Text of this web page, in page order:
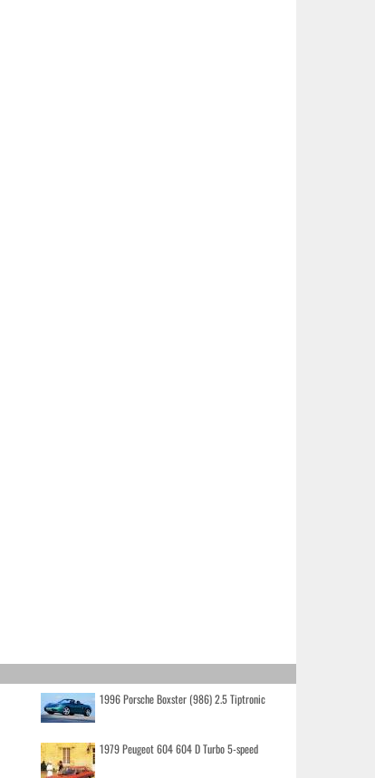
1996 Porsche Boxster (986) 2.5 Tiptronic
1979 Peugeot 604 604 D Turbo 5-speed